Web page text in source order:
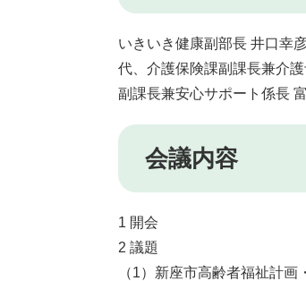
いきいき健康副部長 井口幸
代、介護保険課副課長兼介
副課長兼安心サポート係長
会議内容
1 開会
2 議題
（1）新座市高齢者福祉計